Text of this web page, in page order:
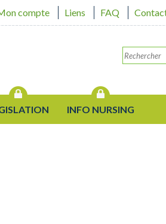
compte Liens FAQ
INFO NURSING